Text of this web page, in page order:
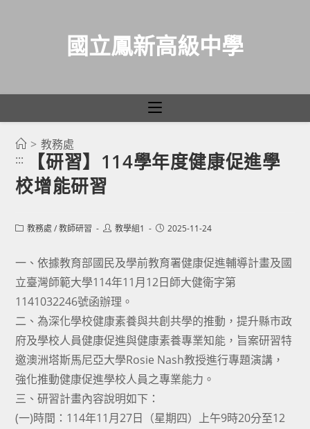
國立鳳新高級中學
> 教務處
:::
【研習】114學年度健康促進學
校增能研習
Post教務處 / 教師研習
Post教學組1
Post2025-11-24
一、依據教育部國民及學前教育署健康促進輔導計畫及國
立臺灣師範大學114年11月12日師大健衛字第
1141032246號函辦理。
二、為深化學校健康素養與共創共學的推動，提升縣市政
府及學校人員健康促進與健康素養專業知能，旨案研習特
邀澳洲塔斯馬尼亞大學Rosie Nash教授進行專題演講，
強化推動健康促進學校人員之專業能力。
三、研習計畫內容說明如下：
(一)時間：114年11月27日（星期四）上午9時20分至12